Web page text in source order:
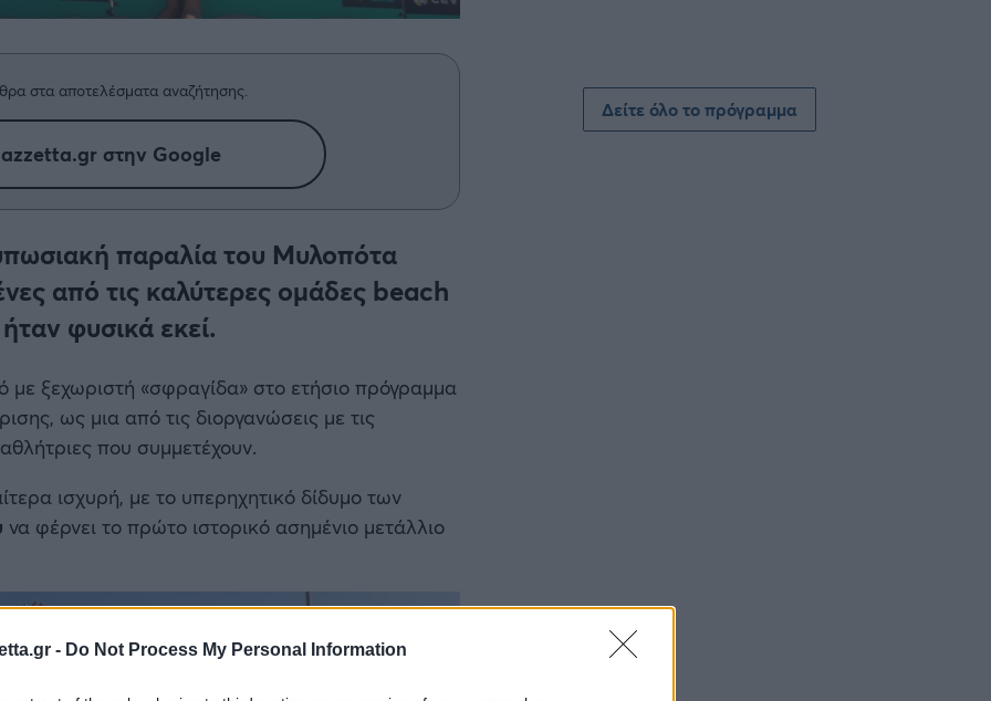
- Do Not Process My Personal Information
στα αποτελέσματα αναζήτησης.
στην Google
παραλία του Μυλοπότα
από τις καλύτερες ομάδες beach
φυσικά εκεί.
με ξεχωριστή «σφραγίδα» στο ετήσιο πρόγραμμα
ως μια από τις διοργανώσεις με τις
που συμμετέχουν.
ισχυρή, με το υπερηχητικό δίδυμο των
να φέρνει το πρώτο ιστορικό ασημένιο μετάλλιο
Δείτε όλο το πρόγραμμα